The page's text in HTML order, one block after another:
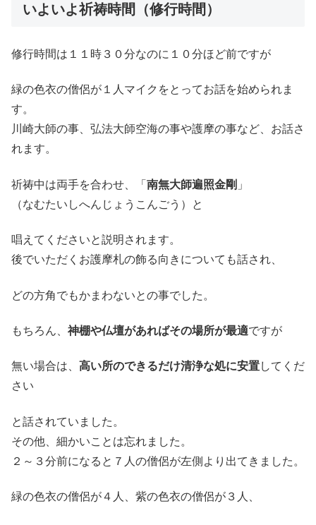
いよいよ祈祷時間（修行時間）
修行時間は１１時３０分なのに１０分ほど前ですが
緑の色衣の僧侶が１人マイクをとってお話を始められま
す。
川崎大師の事、弘法大師空海の事や護摩の事など、お話さ
れます。
祈祷中は両手を合わせ、「 南無大師遍照金剛 」
（なむたいしへんじょうこんごう）と
唱えてくださいと説明されます。
後でいただくお護摩札の飾る向きについても話され、
どの方角でもかまわないとの事でした。
もちろん、 神棚や仏壇があればその場所が最適ですが
無い場合は、 高い所のできるだけ清浄な処に安置してくだ
さい
と話されていました。
その他、細かいことは忘れました。
２～３分前になると７人の僧侶が左側より出てきました。
緑の色衣の僧侶が４人、紫の色衣の僧侶が３人、